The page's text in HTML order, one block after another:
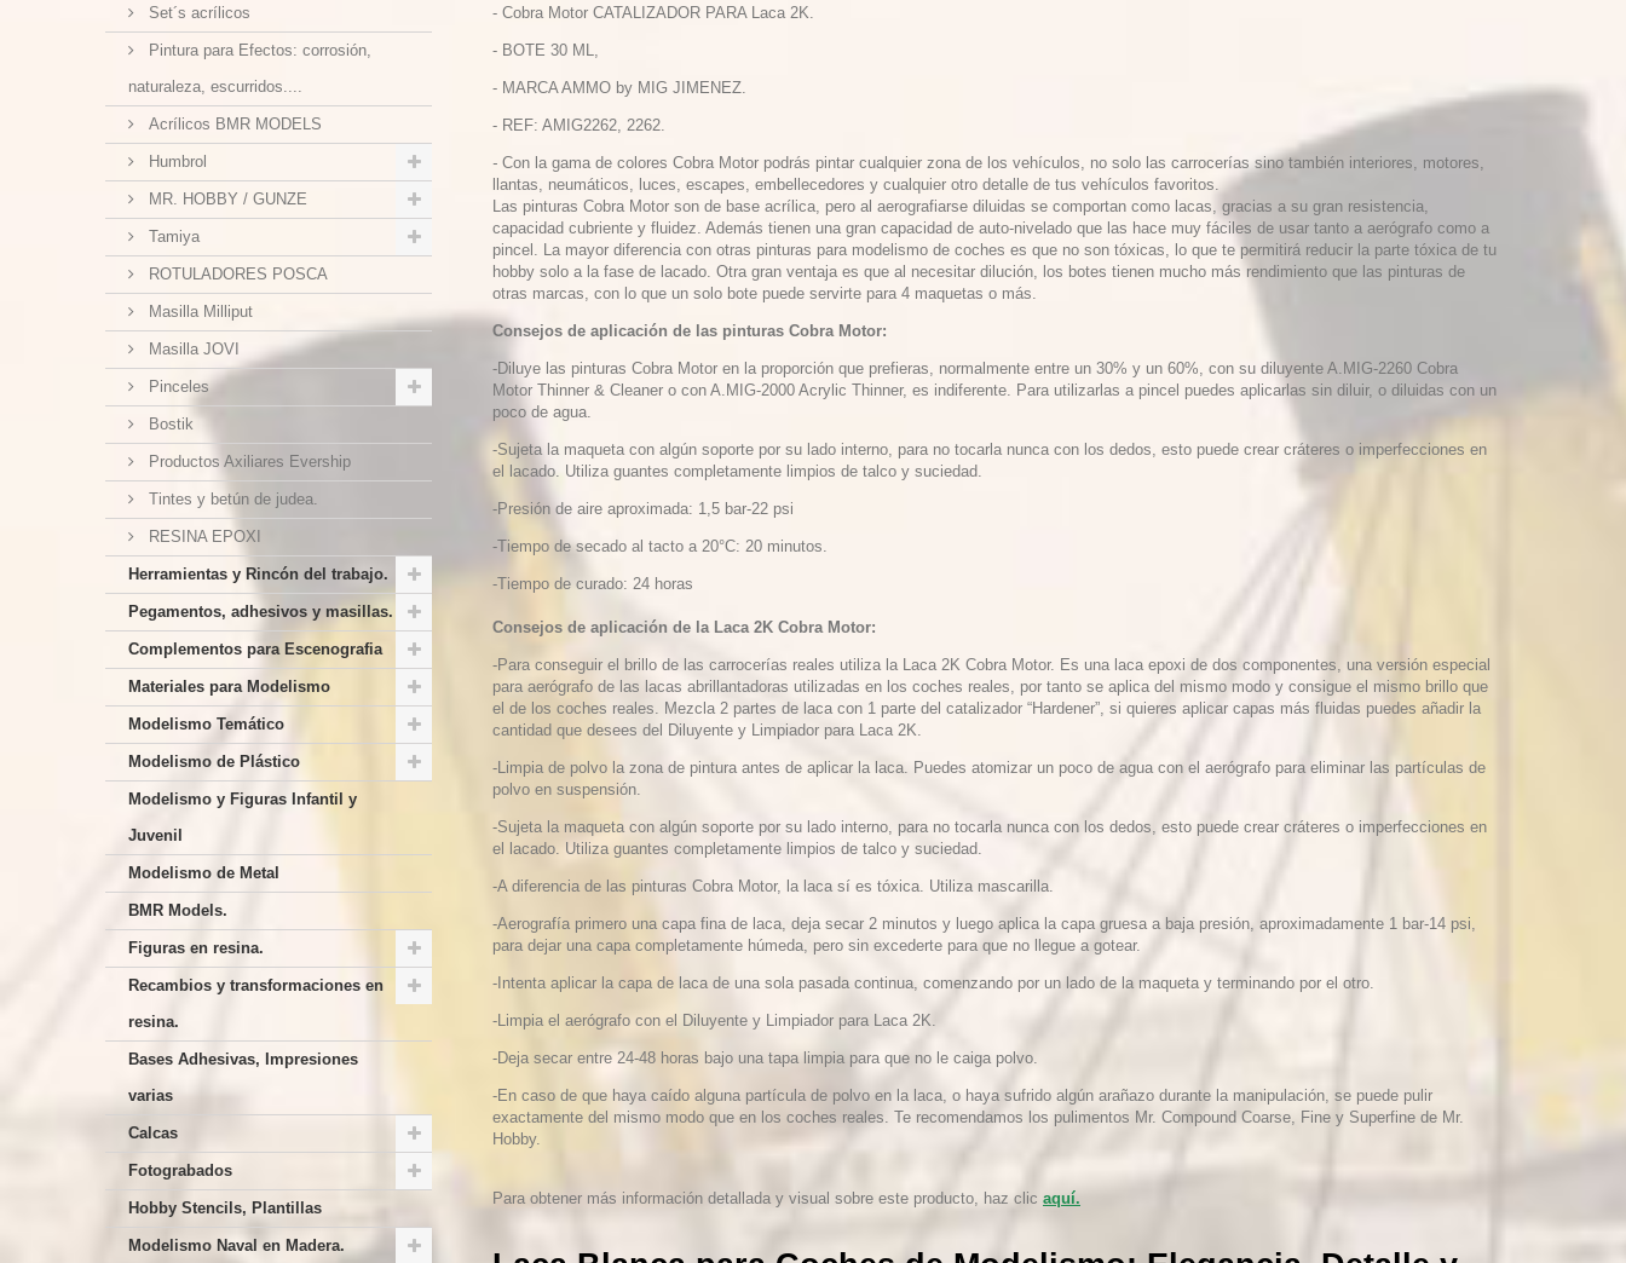
Set´s acrílicos
Pintura para Efectos: corrosión,
naturaleza, escurridos....
Acrílicos BMR MODELS
Humbrol
MR. HOBBY / GUNZE
Tamiya
ROTULADORES POSCA
Masilla Milliput
Masilla JOVI
Pinceles
Bostik
Productos Axiliares Evership
Tintes y betún de judea.
RESINA EPOXI
Herramientas y Rincón del trabajo.
Pegamentos, adhesivos y masillas.
Complementos para Escenografia
Materiales para Modelismo
Modelismo Temático
Modelismo de Plástico
Modelismo y Figuras Infantil y
Juvenil
Modelismo de Metal
BMR Models.
Figuras en resina.
Recambios y transformaciones en
resina.
Bases Adhesivas, Impresiones
varias
Calcas
Fotograbados
Hobby Stencils, Plantillas
Modelismo Naval en Madera.
- Cobra Motor CATALIZADOR PARA Laca 2K.
- BOTE 30 ML,
- MARCA AMMO by MIG JIMENEZ.
- REF: AMIG2262, 2262.
- Con la gama de colores Cobra Motor podrás pintar cualquier zona de los vehículos, no solo las carrocerías sino también interiores, motores,
llantas, neumáticos, luces, escapes, embellecedores y cualquier otro detalle de tus vehículos favoritos.
Las pinturas Cobra Motor son de base acrílica, pero al aerografiarse diluidas se comportan como lacas, gracias a su gran resistencia,
capacidad cubriente y fluidez. Además tienen una gran capacidad de auto-nivelado que las hace muy fáciles de usar tanto a aerógrafo como a
pincel. La mayor diferencia con otras pinturas para modelismo de coches es que no son tóxicas, lo que te permitirá reducir la parte tóxica de tu
hobby solo a la fase de lacado. Otra gran ventaja es que al necesitar dilución, los botes tienen mucho más rendimiento que las pinturas de
otras marcas, con lo que un solo bote puede servirte para 4 maquetas o más.
Consejos de aplicación de las pinturas Cobra Motor:
-Diluye las pinturas Cobra Motor en la proporción que prefieras, normalmente entre un 30% y un 60%, con su diluyente A.MIG-2260 Cobra
Motor Thinner & Cleaner o con A.MIG-2000 Acrylic Thinner, es indiferente. Para utilizarlas a pincel puedes aplicarlas sin diluir, o diluidas con un
poco de agua.
-Sujeta la maqueta con algún soporte por su lado interno, para no tocarla nunca con los dedos, esto puede crear cráteres o imperfecciones en
el lacado. Utiliza guantes completamente limpios de talco y suciedad.
-Presión de aire aproximada: 1,5 bar-22 psi
-Tiempo de secado al tacto a 20°C: 20 minutos.
-Tiempo de curado: 24 horas
Consejos de aplicación de la Laca 2K Cobra Motor:
-Para conseguir el brillo de las carrocerías reales utiliza la Laca 2K Cobra Motor. Es una laca epoxi de dos componentes, una versión especial
para aerógrafo de las lacas abrillantadoras utilizadas en los coches reales, por tanto se aplica del mismo modo y consigue el mismo brillo que
el de los coches reales. Mezcla 2 partes de laca con 1 parte del catalizador “Hardener”, si quieres aplicar capas más fluidas puedes añadir la
cantidad que desees del Diluyente y Limpiador para Laca 2K.
-Limpia de polvo la zona de pintura antes de aplicar la laca. Puedes atomizar un poco de agua con el aerógrafo para eliminar las partículas de
polvo en suspensión.
-Sujeta la maqueta con algún soporte por su lado interno, para no tocarla nunca con los dedos, esto puede crear cráteres o imperfecciones en
el lacado. Utiliza guantes completamente limpios de talco y suciedad.
-A diferencia de las pinturas Cobra Motor, la laca sí es tóxica. Utiliza mascarilla.
-Aerografía primero una capa fina de laca, deja secar 2 minutos y luego aplica la capa gruesa a baja presión, aproximadamente 1 bar-14 psi,
para dejar una capa completamente húmeda, pero sin excederte para que no llegue a gotear.
-Intenta aplicar la capa de laca de una sola pasada continua, comenzando por un lado de la maqueta y terminando por el otro.
-Limpia el aerógrafo con el Diluyente y Limpiador para Laca 2K.
-Deja secar entre 24-48 horas bajo una tapa limpia para que no le caiga polvo.
-En caso de que haya caído alguna partícula de polvo en la laca, o haya sufrido algún arañazo durante la manipulación, se puede pulir
exactamente del mismo modo que en los coches reales. Te recomendamos los pulimentos Mr. Compound Coarse, Fine y Superfine de Mr.
Hobby.
Para obtener más información detallada y visual sobre este producto, haz clic aquí.